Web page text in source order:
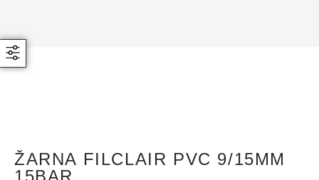
ŽARNA FILCLAIR PVC 9/15MM
15BAR